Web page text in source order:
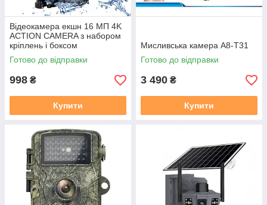
Відеокамера екшн 16 МП 4K
ACTION CAMERA з набором
кріплень і боксом
Готово до відправки
998 ₴
Купити
Мисливська камера A8-T31
Готово до відправки
3 490 ₴
Купити